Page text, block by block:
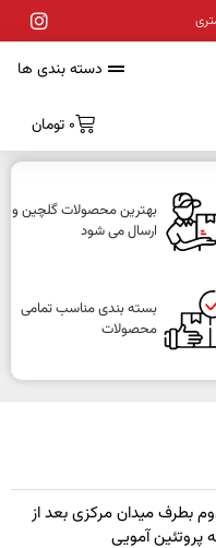
دسته بندی ها
0 تومان
بهترین محصولات گلچین و
ارسال می شود
بسته بندی مناسب تمامی
محصولات
دوم بطرف میدان مرکزی بعد از